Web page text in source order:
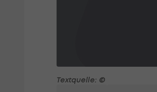
Textquelle: ©